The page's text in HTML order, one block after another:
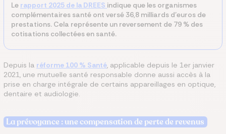
Le rapport 2025 de la DREES indique que les organismes
complémentaires santé ont versé 36,8 milliards d'euros de
prestations. Cela représente un reversement de 79 % des
cotisations collectées en santé.
Depuis la réforme 100 % Santé, applicable depuis le 1er janvier
2021, une mutuelle santé responsable donne aussi accès à la
prise en charge intégrale de certains appareillages en optique,
dentaire et audiologie.
La prévoyance : une compensation de perte de revenus